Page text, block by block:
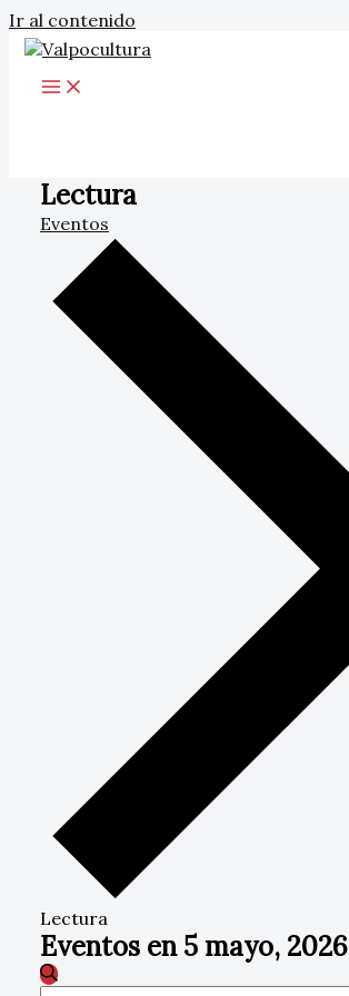
Ir al contenido
Lectura
Eventos
Lectura
Eventos en 5 mayo, 2026
Navegación